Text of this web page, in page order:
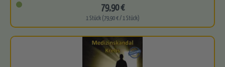
79,90 €
1 Stück (79,90 € / 1 Stück)